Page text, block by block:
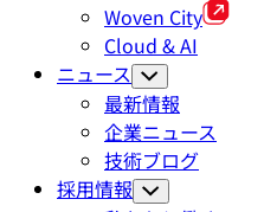
Woven City
Cloud & AI
ニュース
最新情報
企業ニュース
技術ブログ
採用情報